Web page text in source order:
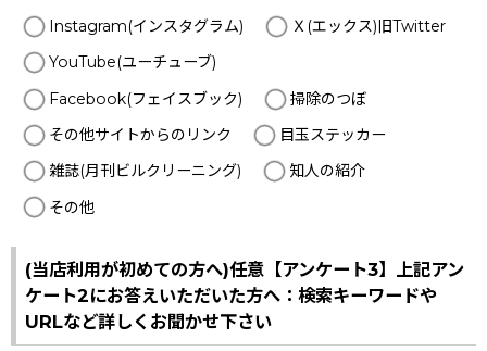
Instagram(インスタグラム)
Ｘ(エックス)旧Twitter
YouTube(ユーチューブ)
Facebook(フェイスブック)
掃除のつぼ
その他サイトからのリンク
目玉ステッカー
雑誌(月刊ビルクリーニング)
知人の紹介
その他
(当店利用が初めての方へ)任意【アンケート3】上記アン
ケート2にお答えいただいた方へ：検索キーワードや
URLなど詳しくお聞かせ下さい